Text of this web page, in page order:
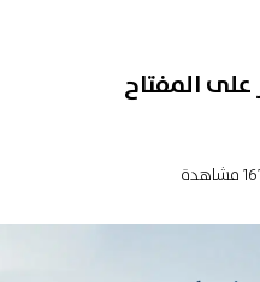
المفتاح